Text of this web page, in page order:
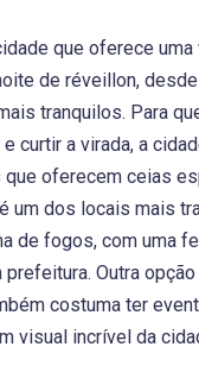
que oferece
de réveillon,
tranquilos. Para
e curtir a virada, a
oferecem ceias
é um dos locais mais
de fogos, com uma
Outra opção
costuma ter
visual incrível da